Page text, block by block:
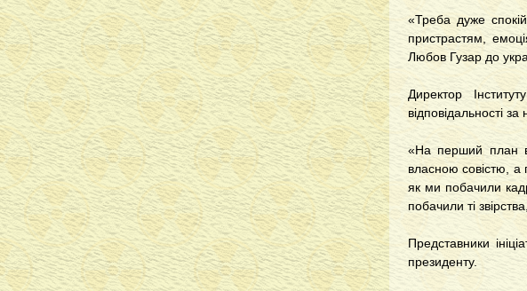
«Треба дуже
пристрастям,
Любов Гузар до
Директор
відповідальності
«На перший план
власною совістю, а
як ми побачили
побачили ті
Представники
президенту.